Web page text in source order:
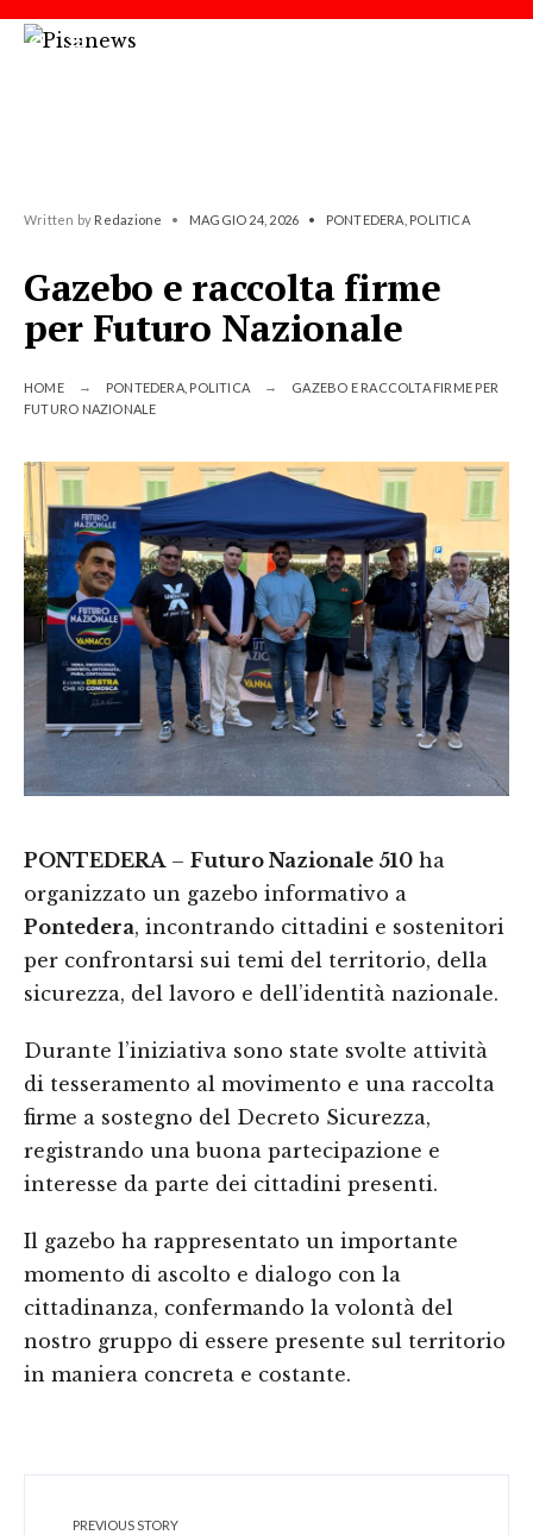
Written by Redazione • MAGGIO 24, 2026 • PONTEDERA POLITICA
Gazebo e raccolta firme
per Futuro Nazionale
HOME PONTEDERA, POLITICA
GAZEBO E RACCOLTA FIRME PER
FUTURO NAZIONALE
PONTEDERA– Futuro Nazionale 510 ha
organizzato un gazebo informativo a
Pontedera, incontrando cittadini e sostenitori
per confrontarsi sui temi del territorio, della
sicurezza, del lavoro e dell’identità nazionale.
Durante l’iniziativa sono state svolte attività
di tesseramento al movimento e una raccolta
firme a sostegno del Decreto Sicurezza,
registrando una buona partecipazione e
interesse da parte dei cittadini presenti.
Il gazebo ha rappresentato un importante
momento di ascolto e dialogo con la
cittadinanza, confermando la volontà del
nostro gruppo di essere presente sul territorio
in maniera concreta e costante.
PREVIOUS STORY